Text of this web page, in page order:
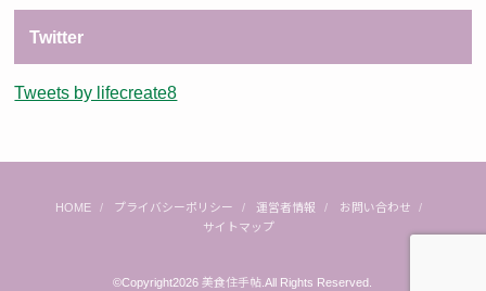
Twitter
Tweets by lifecreate8
HOME プライバシーポリシー 運営者情報
お問い合わせ
サイトマップ
©Copyright2026美食住手帖 .All Rights Reserved.